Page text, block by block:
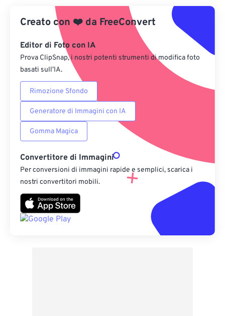
Applica da preimpostazione
Salva come predefinito
Creato con ❤️ da FreeConvert
Editor di Foto con IA
Prova ClipSnap, i nostri potenti strumenti di modifica foto
basati sull’IA.
Rimozione Sfondo
Generatore di Immagini con IA
Gomma Magica
Convertitore di Immagini
Per conversioni di immagini rapide e semplici, scarica i
nostri convertitori mobili.